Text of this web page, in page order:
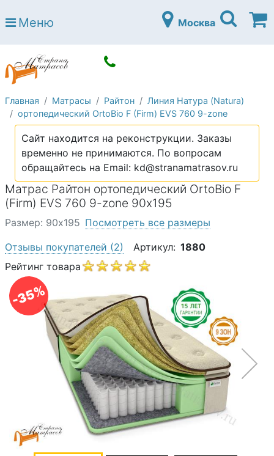
Страна матрасов
Open submenu (Матрасы)
Open submenu (Кровати)
Кровати
Open submenu (Аксессуары)
Open submenu (Диваны)
Диваны
Open submenu (Постельное белье)
Постельное белье
Open submenu (Мебель)
Мебель
Open submenu (Основания)
Основания
Open submenu (Детские матрасы)
Детские матрасы
Open submenu (Детские кровати)
Детские кровати
Open submenu (Шкафы)
Шкафы
О компании
Контакты
Доставка по городу
Меню Москва
Главная Матрасы Райтон
Линия Натура (Natura)
ортопедический OrtoBio F (Firm) EVS 760 9-zone
Сайт находится на реконструкции. Заказы
временно не принимаются. По вопросам
обращайтесь на Email: kd@stranamatrasov.ru
Матрас Райтон ортопедический OrtoBio F
(Firm) EVS 760 9-zone 90х195
-35%
Размер: 90х195 Посмотреть все размеры
Отзывы покупателей (2) Артикул: 1880
Рейтинг товара